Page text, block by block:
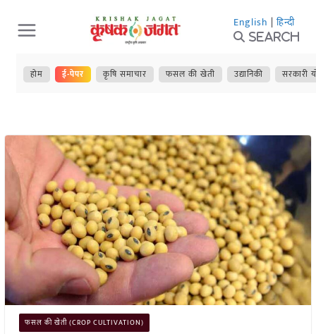
Skip
to
content
English | हिन्दी
Search
होम ई-पेपर कृषि समाचार फसल की खेती उद्यानिकी सरकारी
फसल की खेती (CROP CULTIVATION)